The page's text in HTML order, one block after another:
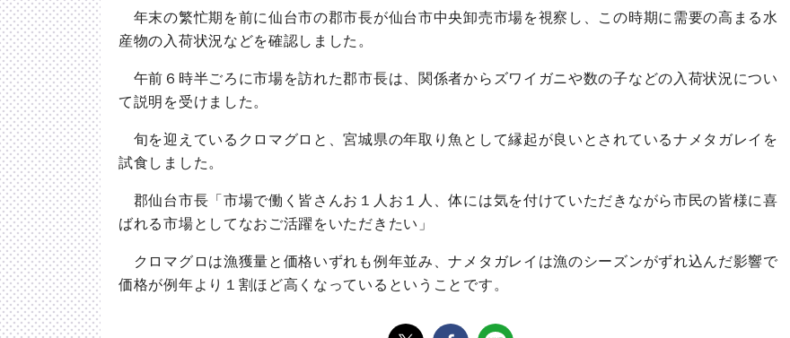
年末の繁忙期を前に仙台市の郡市長が仙台市中央卸売市場を視察し、この時期に需要の高まる水
産物の入荷状況などを確認しました。
午前６時半ごろに市場を訪れた郡市長は、関係者からズワイガニや数の子などの入荷状況につい
て説明を受けました。
旬を迎えているクロマグロと、宮城県の年取り魚として縁起が良いとされているナメタガレイを
試食しました。
郡仙台市長「市場で働く皆さんお１人お１人、体には気を付けていただきながら市民の皆様に喜
ばれる市場としてなおご活躍をいただきたい」
クロマグロは漁獲量と価格いずれも例年並み、ナメタガレイは漁のシーズンがずれ込んだ影響で
価格が例年より１割ほど高くなっているということです。